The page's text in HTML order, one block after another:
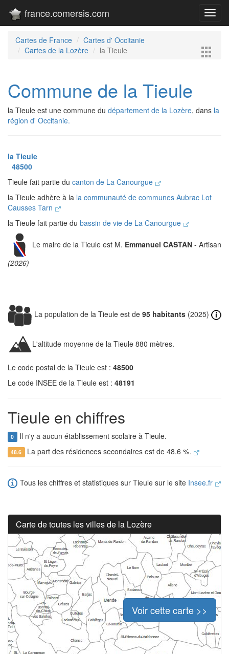
france.comersis.com
Cartes de France
Cartes d' Occitanie
Cartes de la Lozère
la Tieule
Commune de la Tieule
la Tieule est une commune du département de la Lozère, dans la
région d' Occitanie.
la Tieule
48500
Tieule fait partie du canton de La Canourgue
la Tieule adhère à la la communauté de communes Aubrac Lot
Causses Tarn
la Tieule fait partie du bassin de vie de La Canourgue
Le maire de la Tieule est M. Emmanuel CASTAN - Artisan
(2026)
La population de la Tieule est de 95 habitants (2025)
L'altitude moyenne de la Tieule 880 mètres.
Le code postal de la Tieule est : 48500
Le code INSEE de la Tieule est : 48191
Tieule en chiffres
0 Il n'y a aucun établissement scolaire à Tieule.
48.6 La part des résidences secondaires est de 48.6 %.
Tous les chiffres et statistiques sur Tieule sur le site Insee.fr
Carte de toutes les villes de la Lozère
Voir cette carte >>